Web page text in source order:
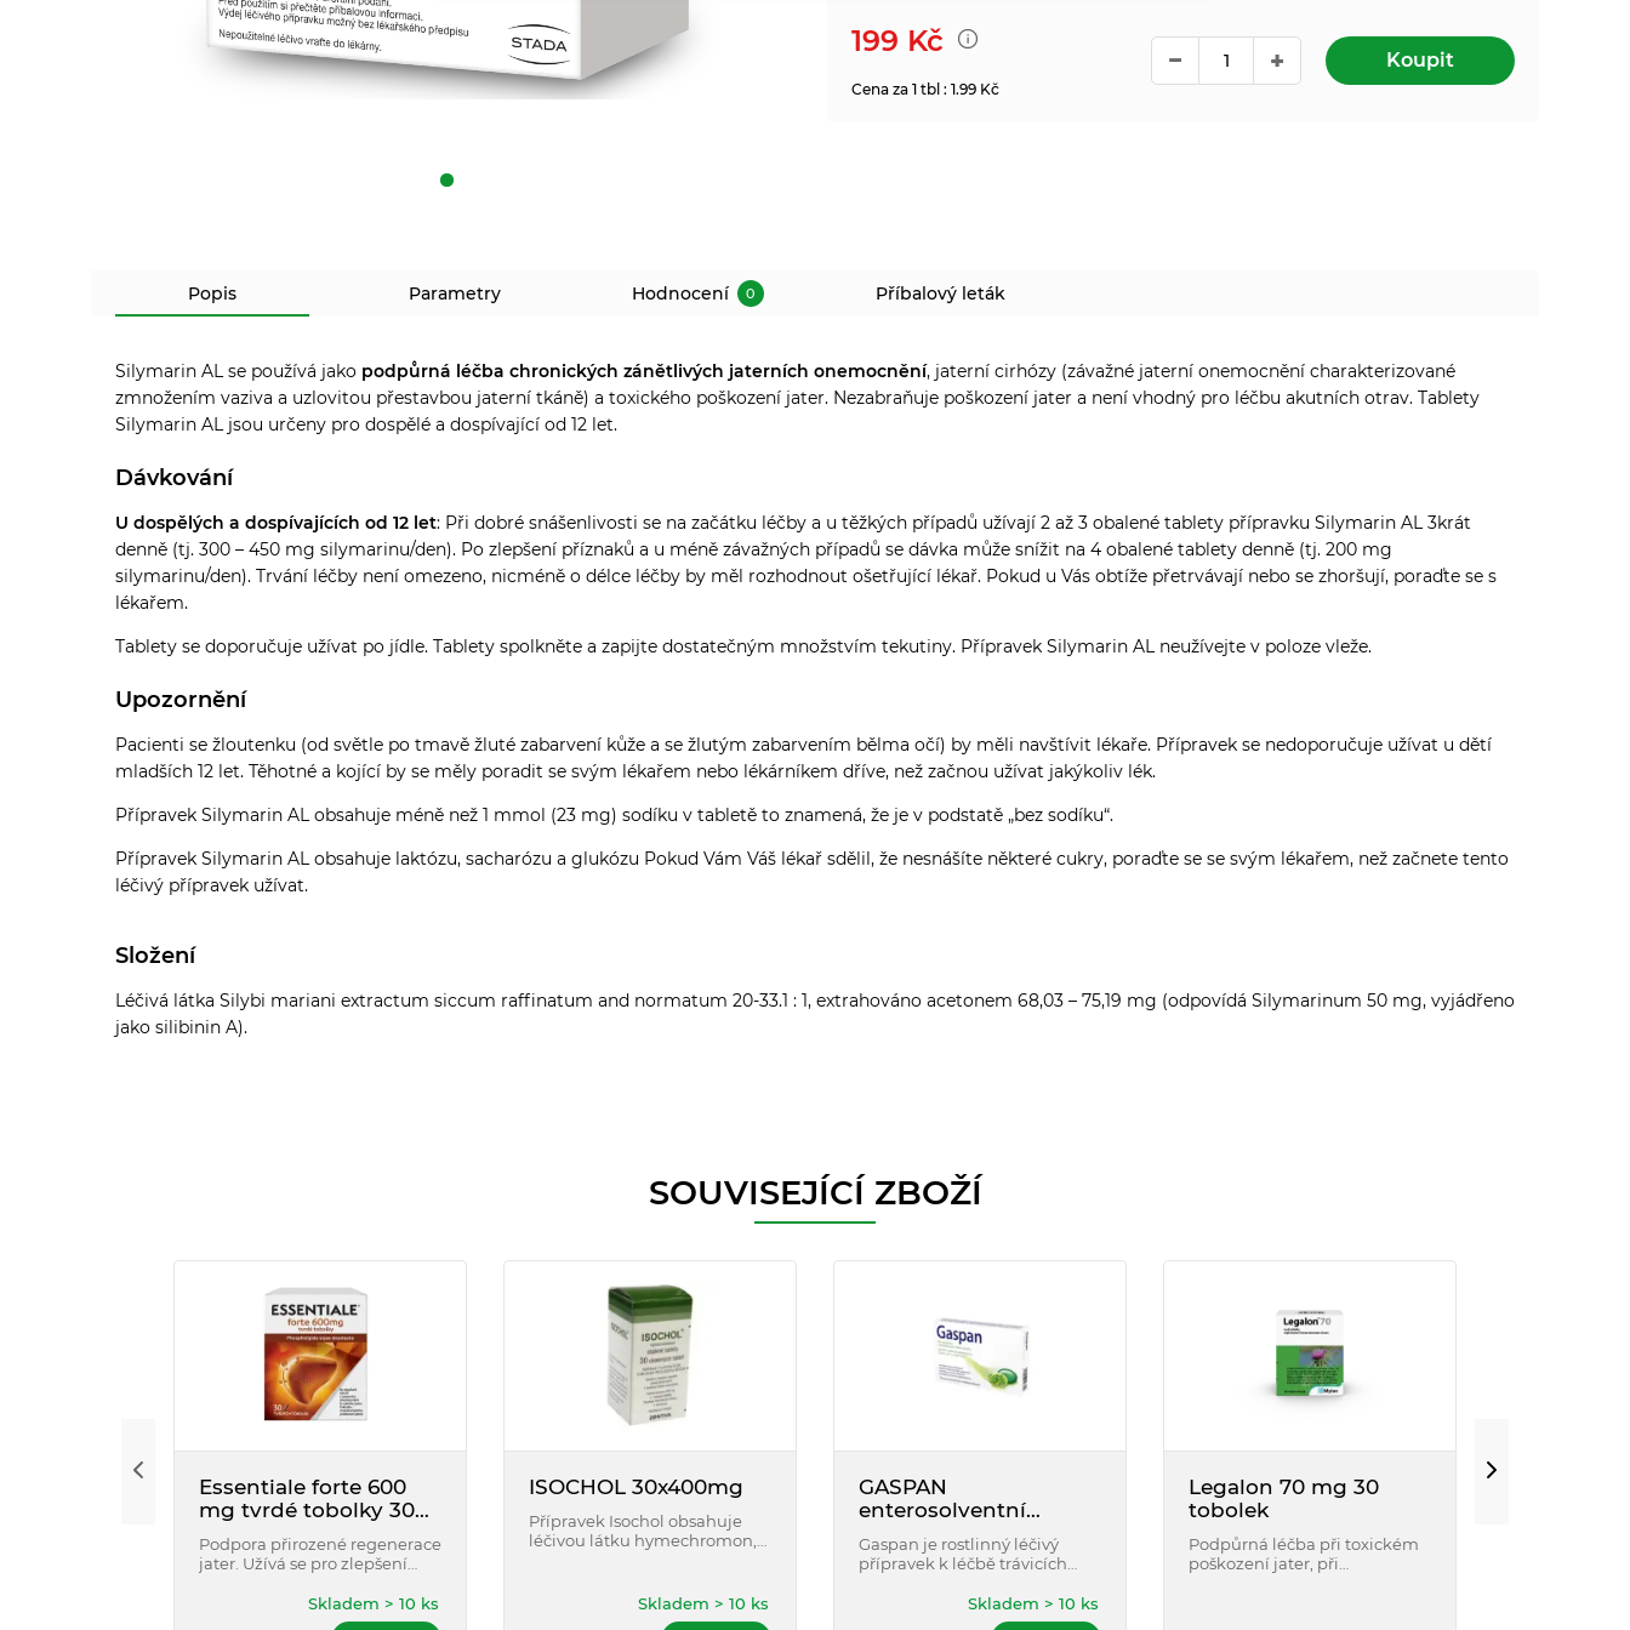
199 Kč
Cena za 1 tbl : 1.99 Kč
Koupit
Popis Parametry Hodnocení 0 Příbalový leták
Silymarin AL se používá jako podpůrná léčba chronických zánětlivých jaterních onemocnění, jaterní cirhózy (závažné jaterní onemocnění charakterizované
zmnožením vaziva a uzlovitou přestavbou jaterní tkáně) a toxického poškození jater. Nezabraňuje poškození jater a není vhodný pro léčbu akutních otrav. Tablety
Silymarin AL jsou určeny pro dospělé a dospívající od 12 let.
Dávkování
U dospělých a dospívajících od 12 let: Při dobré snášenlivosti se na začátku léčby a u těžkých případů užívají 2 až 3 obalené tablety přípravku Silymarin AL 3krát
denně (tj. 300 – 450 mg silymarinu/den). Po zlepšení příznaků a u méně závažných případů se dávka může snížit na 4 obalené tablety denně (tj. 200 mg
silymarinu/den). Trvání léčby není omezeno, nicméně o délce léčby by měl rozhodnout ošetřující lékař. Pokud u Vás obtíže přetrvávají nebo se zhoršují, poraďte se s
lékařem.
Tablety se doporučuje užívat po jídle. Tablety spolkněte a zapijte dostatečným množstvím tekutiny. Přípravek Silymarin AL neužívejte v poloze vleže.
Upozornění
Pacienti se žloutenku (od světle po tmavě žluté zabarvení kůže a se žlutým zabarvením bělma očí) by měli navštívit lékaře. Přípravek se nedoporučuje užívat u dětí
mladších 12 let. Těhotné a kojící by se měly poradit se svým lékařem nebo lékárníkem dříve, než začnou užívat jakýkoliv lék.
Přípravek Silymarin AL obsahuje méně než 1 mmol (23 mg) sodíku v tabletě to znamená, že je v podstatě „bez sodíku“.
Přípravek Silymarin AL obsahuje laktózu, sacharózu a glukózu Pokud Vám Váš lékař sdělil, že nesnášíte některé cukry, poraďte se se svým lékařem, než začnete tento
léčivý přípravek užívat.
Složení
Léčivá látka Silybi mariani extractum siccum raffinatum and normatum 20-33.1 : 1, extrahováno acetonem 68,03 – 75,19 mg (odpovídá Silymarinum 50 mg, vyjádřeno
jako silibinin A).
SOUVISEJÍCÍ ZBOŽÍ
Essentiale forte 600
mg tvrdé tobolky 30
Podpora přirozené regenerace
jater. Užívá se pro zlepšení
jaterních onemocnění, která
jsou způsobena toxicko-
Skladem > 10 ks
ISOCHOL 30x400mg
Přípravek Isochol obsahuje
léčivou látku hymechromon,
při žlučových obtížích tím, že
uvolňuje bolestivé křeče
Skladem > 10 ks
GASPAN
enterosolventní
tobolky 14 ks
Gaspan je rostlinný léčivý
přípravek k léčbě trávicích
mírnými křečemi, plynatostí,
plností a bolestí břicha.
Skladem > 10 ks
Legalon 70 mg 30
tobolek
Podpůrná léčba při toxickém
poškození jater, při